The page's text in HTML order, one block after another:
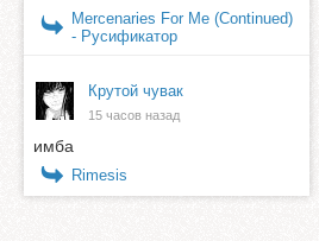
Mercenaries For Me (Continued)
- Русификатор
Крутой чувак
15 часов назад
имба
Rimesis